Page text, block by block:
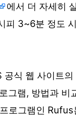
에서 더 자세히
피 3~6분 정도
공식 웹 사이트
그램, 방법과 비
로그램인 Rufus